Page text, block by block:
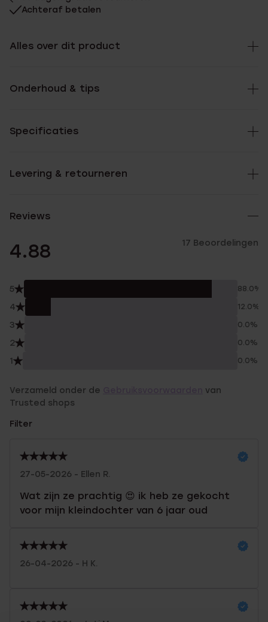
Achteraf betalen
Alles over dit product
Onderhoud & tips
Specificaties
Levering & retourneren
Reviews
4.88 17 Beoordelingen
5 88.0%
4 12.0%
3 0.0%
2 0.0%
1 0.0%
Verzameld onder de
van
Trusted shops
Filter
27-05-2026 - Ellen R.
Wat zijn ze prachtig 😍 ik heb ze gekocht
voor mijn kleindochter van 6 jaar oud
26-04-2026 - H K.